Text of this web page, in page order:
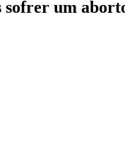
um